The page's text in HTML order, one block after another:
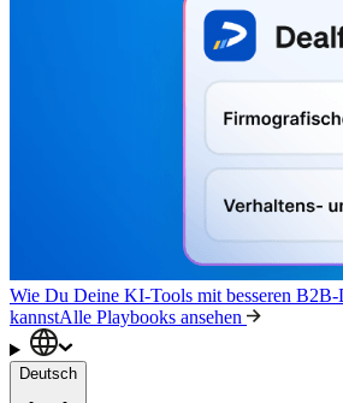
Wie Du Deine KI-Tools mit besseren B2B-
kannstAlle Playbooks ansehen
Deutsch